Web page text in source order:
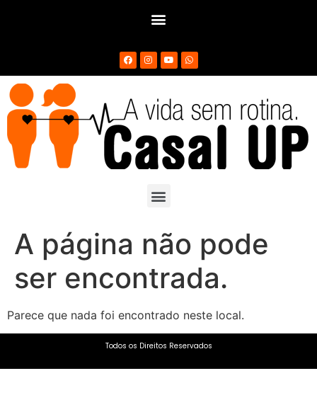
A página não pode
ser encontrada.
Parece que nada foi encontrado neste local.
Todos os Direitos Reservados